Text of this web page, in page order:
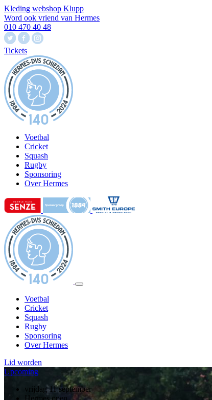
Kleding webshop Klupp
Word ook vriend van Hermes
010 470 40 48
Tickets
Voetbal
Cricket
Squash
Rugby
Sponsoring
Over Hermes
Voetbal
Cricket
Squash
Rugby
Sponsoring
Over Hermes
Lid worden
Upcoming
zondag 13 september
vrijdag 11 september